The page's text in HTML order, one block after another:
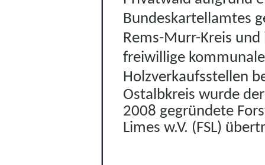
Bundeskartellamtes
Rems-Murr-Kreis
freiwillige
Holzverkaufsstellen
Ostalbkreis wurde
2008 gegründete Fors
Limes w.V. (FSL)